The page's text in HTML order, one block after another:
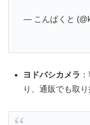
— こんぱくと
ヨドバシカメラ
り、通販でも取り